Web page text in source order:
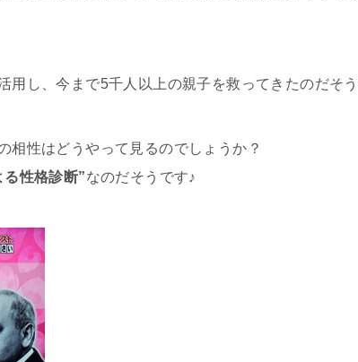
用し、今まで5千人以上の親子を救ってきたのだそ
相性はどうやって見るのでしょうか？
性格診断”なのだそうです♪